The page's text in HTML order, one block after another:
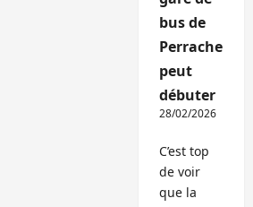
bus de
Perrache
peut
débuter
28/02/2026
C’est top
de voir
que la